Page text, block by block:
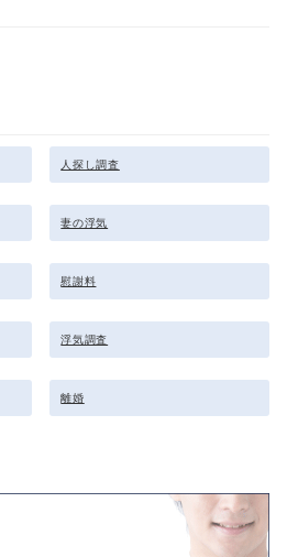
人探し調査
妻の浮気
慰謝料
浮気調査
離婚